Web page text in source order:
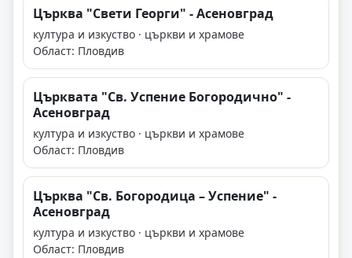
Църква "Свети Георги" - Асеновград
култура и изкуство · църкви и храмове
Област: Пловдив
Църквата "Св. Успение Богородично" -
Асеновград
култура и изкуство · църкви и храмове
Област: Пловдив
Църква "Св. Богородица – Успение" -
Асеновград
култура и изкуство · църкви и храмове
Област: Пловдив